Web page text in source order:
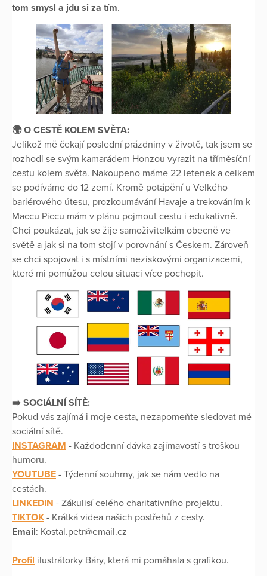
tom smysl a jdu si za tím.
🌍 O CESTĚ KOLEM SVĚTA:
Jelikož mě čekají poslední prázdniny v životě, tak jsem se
rozhodl se svým kamarádem Honzou vyrazit na tříměsíční
cestu kolem světa. Nakoupeno máme 22 letenek a celkem
se podíváme do 12 zemí. Kromě potápění u Velkého
bariérového útesu, prozkoumávání Havaje a trekováním k
Maccu Piccu mám v plánu pojmout cestu i edukativně.
Chci poukázat, jak se žije samoživitelkám obecně ve
světě a jak si na tom stojí v porovnání s Českem. Zároveň
se chci spojovat i s místními neziskovými organizacemi,
které mi pomůžou celou situaci více pochopit.
➡️ SOCIÁLNÍ SÍTĚ:
Pokud vás zajímá i moje cesta, nezapomeňte sledovat mé
sociální sítě.
INSTAGRAM - Každodenní dávka zajímavostí s troškou
humoru.
YOUTUBE - Týdenní souhrny, jak se nám vedlo na
cestách.
LINKEDIN - Zákulisí celého charitativního projektu.
TIKTOK - Krátká videa našich postřehů z cesty.
Email: Kostal.petr@email.cz
Profil ilustrátorky Báry, která mi pomáhala s grafikou.